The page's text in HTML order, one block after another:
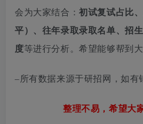
会为大家结合：初试复试占比
平）、往年录取录取名单、招
度等进行分析。希望能够帮到
–所有数据来源于研招网，如有
整理不易，希望大